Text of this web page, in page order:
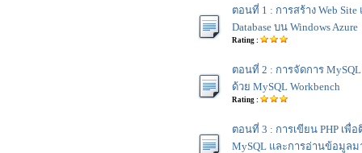
ตอนที่ 1 : การสร้าง Web Site
Database บน Windows Azure
Rating :
ตอนที่ 2 : การจัดการ MySQL
ด้วย MySQL Workbench
Rating :
ตอนที่ 3 : การเขียน PHP เพื่
MySQL และการอ่านข้อมูลม